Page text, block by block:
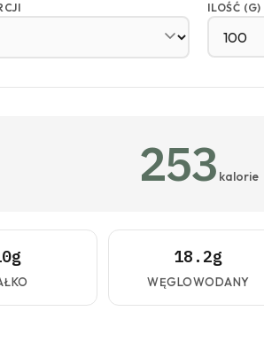
ILOŚĆ (G)
253 kalorie
18.2g
WĘGLOWODANY